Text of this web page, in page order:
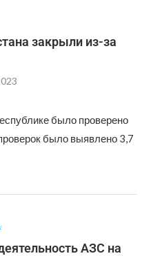
закрыли из-за
было проверено
было выявлено 3,7
АЗС на